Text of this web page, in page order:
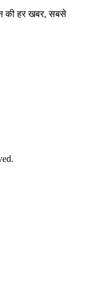
की हर खबर, सबसे